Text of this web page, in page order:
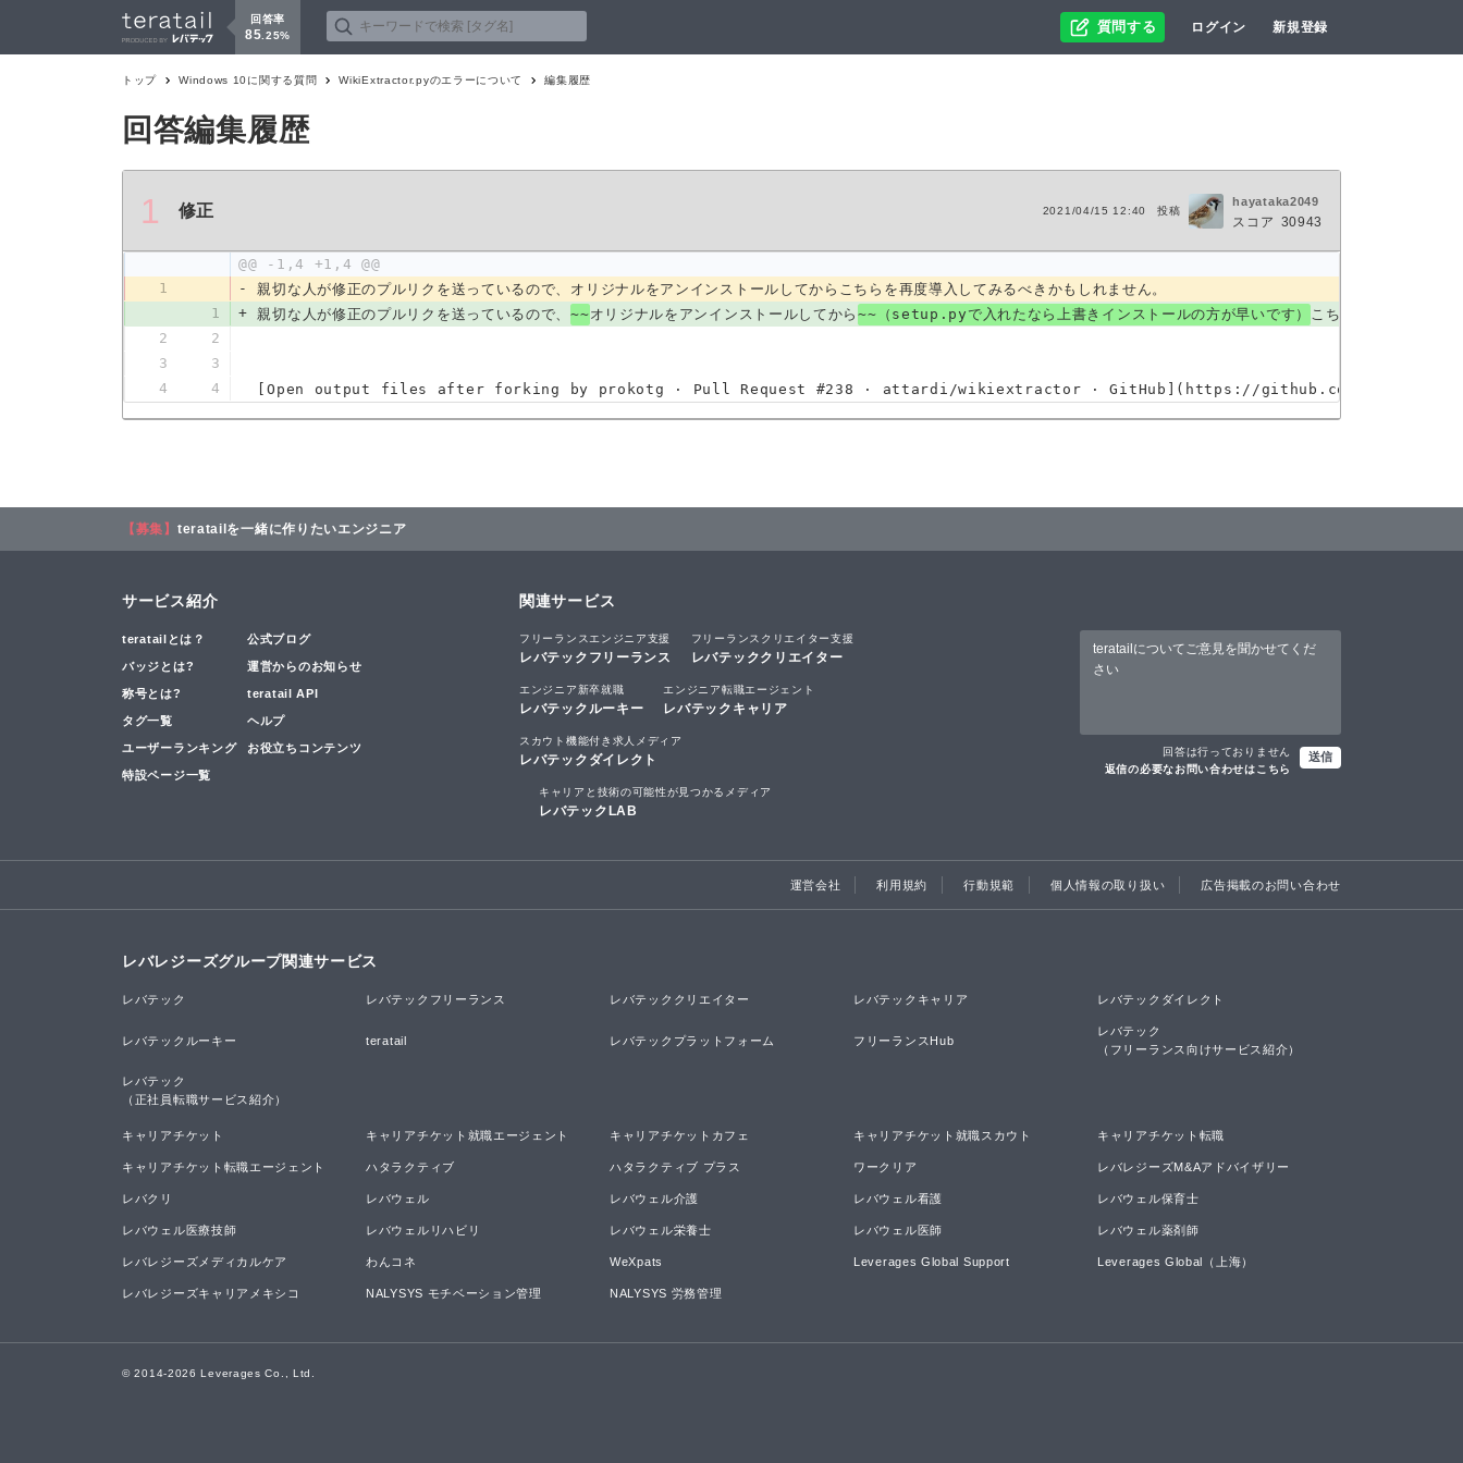
回答率
85 25% 質問する ログイン 新規登録
トップ Windows 10に関する質問 WikiExtractor.pyのエラーについて 編集履歴
回答編集履歴
1 修正 2021/04/15 12:40 投稿
hayataka2049
スコア 30943
@@ -1,4 +1,4 @@
1
-
親切な人が修正のプルリクを送っているので、オリジナルをアンインストールしてからこちらを再度導入してみるべきかもしれません。
1
+ 親切な人が修正のプルリクを送っているので、~~オリジナルをアンインストールしてから~~（setup.pyで入れたなら上書きインストールの方が早いです）
こちらを再度導入し
2
2
3
3
4
4 [Open output files after forking by prokotg · Pull Request #238 · attardi/wikiextractor · GitHub](https://github.com/attardi/
【募集】 teratailを一緒に作りたいエンジニア
サービス紹介
teratailとは？ 公式ブログ
バッジとは? 運営からのお知らせ
称号とは? teratail API
タグ一覧 ヘルプ
ユーザーランキング お役立ちコンテンツ
特設ページ一覧
関連サービス
フリーランスエンジニア支援
レバテックフリーランス
フリーランスクリエイター支援
レバテッククリエイター
エンジニア新卒就職
レバテックルーキー
エンジニア転職エージェント
レバテックキャリア
スカウト機能付き求人メディア
レバテックダイレクト
キャリアと技術の可能性が見つかるメディア
レバテックLAB
回答は行っておりません
返信の必要なお問い合わせはこちら
送信
運営会社 利用規約 行動規範 個人情報の取り扱い 広告掲載のお問い合わせ
レバレジーズグループ関連サービス
レバテック レバテックフリーランス レバテッククリエイター レバテックキャリア レバテックダイレクト
レバテックルーキー teratail レバテックプラットフォーム フリーランスHub
レバテック
（フリーランス向けサービス紹介）
レバテック
（正社員転職サービス紹介）
キャリアチケット キャリアチケット就職エージェント キャリアチケットカフェ キャリアチケット就職スカウト キャリアチケット転職
キャリアチケット転職エージェント ハタラクティブ ハタラクティブ プラス ワークリア レバレジーズM&Aアドバイザリー
レバクリ レバウェル レバウェル介護 レバウェル看護 レバウェル保育士
レバウェル医療技師 レバウェルリハビリ レバウェル栄養士 レバウェル医師 レバウェル薬剤師
レバレジーズメディカルケア わんコネ WeXpats Leverages Global Support Leverages Global（上海）
レバレジーズキャリアメキシコ NALYSYS モチベーション管理 NALYSYS 労務管理
© 2014-2026 Leverages Co., Ltd.